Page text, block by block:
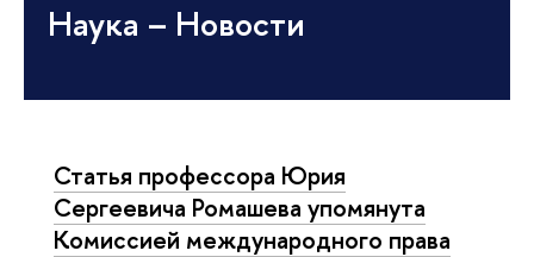
Наука – Новости
Статья профессора Юрия
Сергеевича Ромашева упомянута
Комиссией международного права